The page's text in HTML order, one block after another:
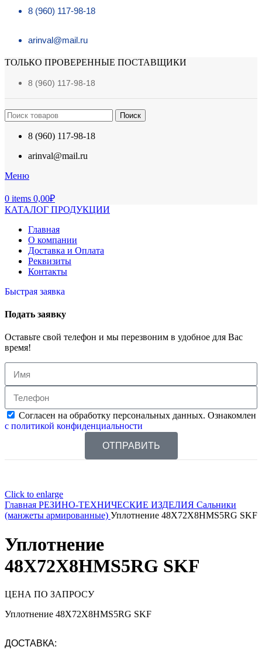
8 (960) 117-98-18
arinval@mail.ru
ТОЛЬКО ПРОВЕРЕННЫЕ ПОСТАВЩИКИ
8 (960) 117-98-18
Поиск
8 (960) 117-98-18
arinval@mail.ru
Меню
0 items 0,00₽
КАТАЛОГ ПРОДУКЦИИ
Главная
О компании
Доставка и Оплата
Реквизиты
Контакты
Быстрая заявка
Подать заявку
Оставьте свой телефон и мы перезвоним в удобное для Вас
время!
Согласен на обработку персональных данных. Ознакомлен
с политикой конфиденциальности
ОТПРАВИТЬ
Click to enlarge
Главная РЕЗИНО-ТЕХНИЧЕСКИЕ ИЗДЕЛИЯ Сальники
(манжеты армированные) Уплотнение 48X72X8HMS5RG SKF
Уплотнение
48X72X8HMS5RG SKF
ЦЕНА ПО ЗАПРОСУ
Уплотнение 48X72X8HMS5RG SKF
ДОСТАВКА: